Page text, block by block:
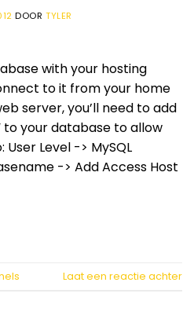
DOORTYLER
with your hosting
to it from your home
server, you’ll need to add
to your database to allow
Level -> MySQL
-> Add Access Host
Laat een reactie achter